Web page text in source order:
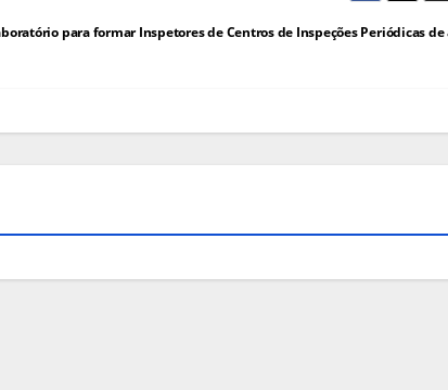
para formar Inspetores de Centros de Inspeções Periódicas